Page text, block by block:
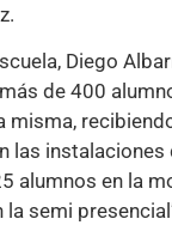
Diego
de 400
misma,
las instalaciones
alumnos en la
semi